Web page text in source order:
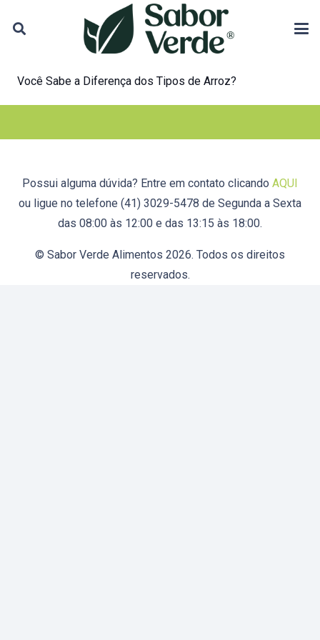
Você Sabe a Diferença dos Tipos de Arroz?
Possui alguma dúvida? Entre em contato clicando AQUI
ou ligue no telefone (41) 3029-5478 de Segunda a Sexta
das 08:00 às 12:00 e das 13:15 às 18:00.
© Sabor Verde Alimentos 2026. Todos os direitos
reservados.